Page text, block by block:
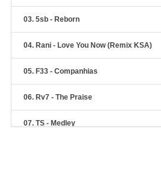
03. 5sb - Reborn
04. Rani - Love You Now (Remix KSA)
05. F33 - Companhias
06. Rv7 - The Praise
07. TS - Medley